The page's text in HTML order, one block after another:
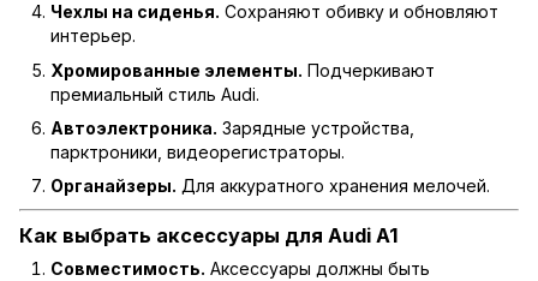
Чехлы на сиденья. Сохраняют обивку и обновляют
интерьер.
Хромированные элементы. Подчеркивают
премиальный стиль Audi.
Автоэлектроника. Зарядные устройства,
парктроники, видеорегистраторы.
Органайзеры. Для аккуратного хранения мелочей.
Как выбрать аксессуары для Audi A1
Совместимость. Аксессуары должны быть